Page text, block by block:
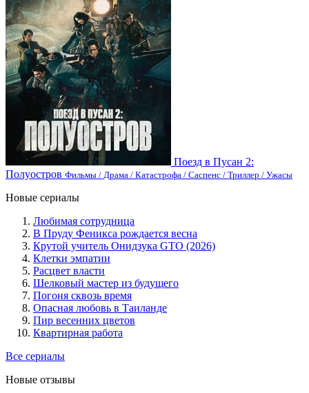
Поезд в Пусан 2:
Полуостров Фильмы / Драма / Катастрофа / Саспенс / Триллер / Ужасы
Новые сериалы
Любимая сотрудница
В Пруду Феникса рождается весна
Крутой учитель Онидзука GTO (2026)
Клетки эмпатии
Расцвет власти
Шелковый мастер из будущего
Погоня сквозь время
Опасная любовь в Таиланде
Пир весенних цветов
Квартирная работа
Все сериалы
Новые отзывы